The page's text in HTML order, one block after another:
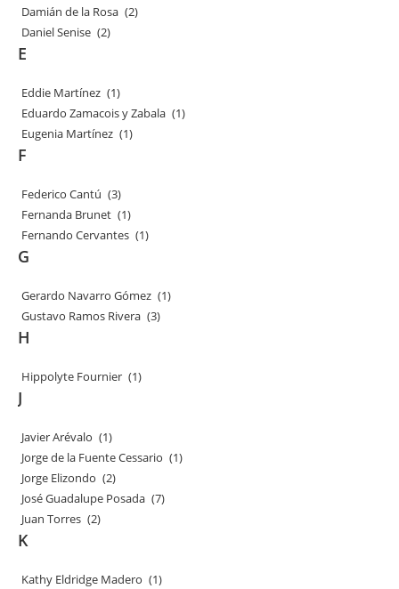
Damián de la Rosa (2)
Daniel Senise (2)
E
Eddie Martínez (1)
Eduardo Zamacois y Zabala (1)
Eugenia Martínez (1)
F
Federico Cantú (3)
Fernanda Brunet (1)
Fernando Cervantes (1)
G
Gerardo Navarro Gómez (1)
Gustavo Ramos Rivera (3)
H
Hippolyte Fournier (1)
J
Javier Arévalo (1)
Jorge de la Fuente Cessario (1)
Jorge Elizondo (2)
José Guadalupe Posada (7)
Juan Torres (2)
K
Kathy Eldridge Madero (1)